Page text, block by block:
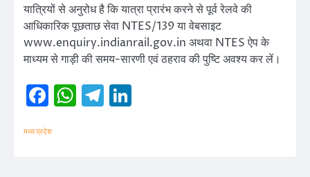
यात्रियों से अनुरोध है कि यात्रा प्रारंभ करने से पूर्व रेलवे की
आधिकारिक पूछताछ सेवा NTES/139 या वेबसाइट
www.enquiry.indianrail.gov.in अथवा NTES ऐप के
माध्यम से गाड़ी की समय-सारणी एवं ठहराव की पुष्टि अवश्य कर लें।
Facebook
WhatsApp
Telegram
मध्य प्रदेश